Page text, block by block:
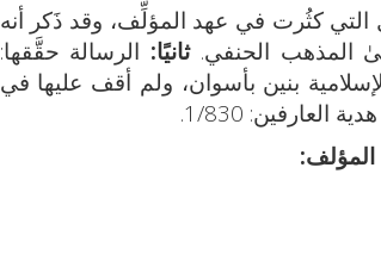
كثُرت في عهد المؤلِّف، وقد ذَكر أنه
المذهب الحنفي.ثانيًا: الرسالة حقَّقها:
بنين بأسوان، ولم أقف عليها في